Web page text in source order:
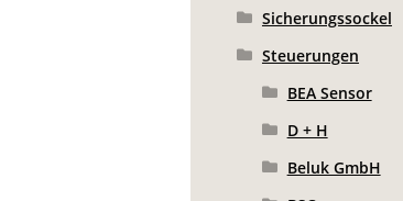
Sicherungssockel
Steuerungen
BEA Sensor
D + H
Beluk GmbH